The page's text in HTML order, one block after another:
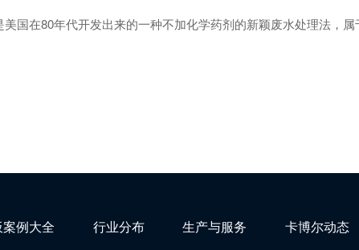
在80年代开发出来的一种不加化学药剂的新颖废水处理法，属
例大全 行业分布 生产与服务 卡博尔动态